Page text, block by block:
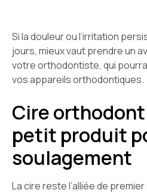
Si la douleur ou l’irritation
jours, mieux vaut prendre un
votre orthodontiste, qui
vos appareils orthodontiques.
Cire
petit produit
soulagement
La cire reste l’alliée de